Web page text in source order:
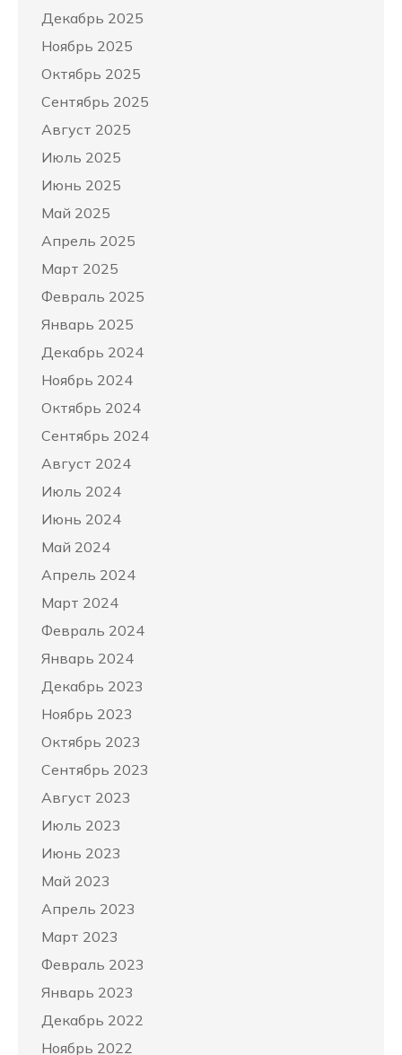
Декабрь 2025
Ноябрь 2025
Октябрь 2025
Сентябрь 2025
Август 2025
Июль 2025
Июнь 2025
Май 2025
Апрель 2025
Март 2025
Февраль 2025
Январь 2025
Декабрь 2024
Ноябрь 2024
Октябрь 2024
Сентябрь 2024
Август 2024
Июль 2024
Июнь 2024
Май 2024
Апрель 2024
Март 2024
Февраль 2024
Январь 2024
Декабрь 2023
Ноябрь 2023
Октябрь 2023
Сентябрь 2023
Август 2023
Июль 2023
Июнь 2023
Май 2023
Апрель 2023
Март 2023
Февраль 2023
Январь 2023
Декабрь 2022
Ноябрь 2022